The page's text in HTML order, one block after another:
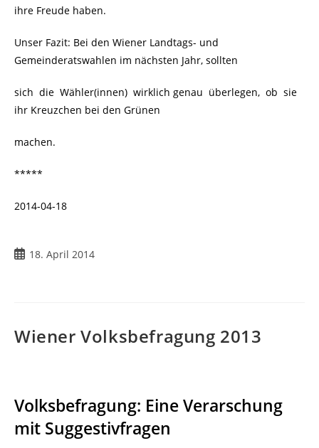
ihre Freude haben.
Unser Fazit: Bei den Wiener Landtags- und
Gemeinderatswahlen im nächsten Jahr, sollten
sich die Wähler(innen) wirklich genau überlegen, ob sie
ihr Kreuzchen bei den Grünen
machen.
*****
2014-04-18
18. April 2014
Wiener Volksbefragung 2013
Volksbefragung: Eine Verarschung
mit Suggestivfragen